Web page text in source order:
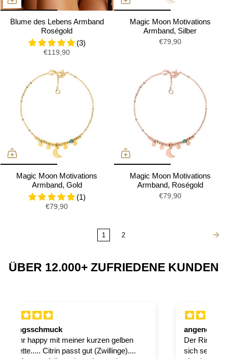
Blume des Lebens Armband
Roségold
(3)
€119,90
Magic Moon Motivations
Armband, Silber
€79,90
Magic Moon Motivations
Armband, Gold
(1)
€79,90
Magic Moon Motivations
Armband, Roségold
€79,90
1 2
ÜBER 12.000+ ZUFRIEDENE KUNDEN
angenehmer Reisebegleiter 🌈✨
Der Ring ist hochwertig verarbeitet und trägt
sich sehr angenehm. Er ist schon jetzt mein